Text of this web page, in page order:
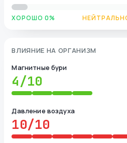
ХОРОШО 0%
ВЛИЯНИЕ НА ОРГАНИЗМ
Магнитные бури
4/10
Давление воздуха
10/10